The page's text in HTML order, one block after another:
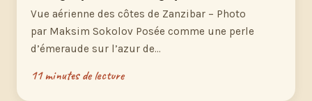
Vue aérienne des côtes de Zanzibar – Photo
par Maksim Sokolov Posée comme une perle
d’émeraude sur l’azur de…
11 minutes de lecture